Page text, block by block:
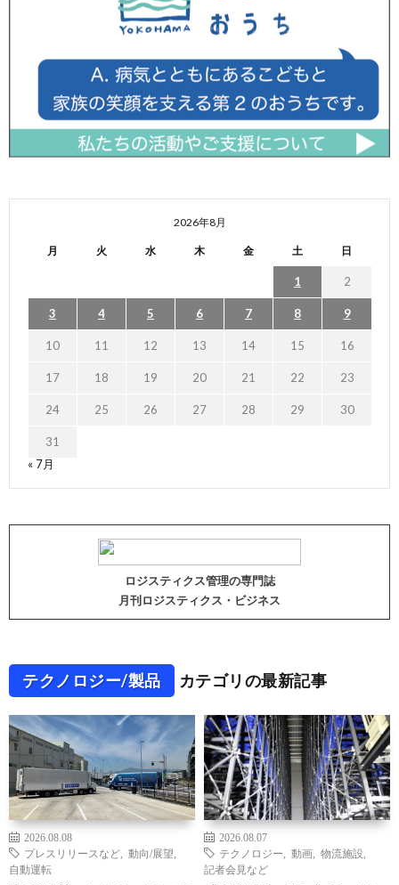
2026年8月
月 火 水 木 金 土 日
1 2
3 4 5 6 7 8 9
10 11 12 13 14 15 16
17 18 19 20 21 22 23
24 25 26 27 28 29 30
31
« 7月
ロジスティクス管理の専門誌
月刊ロジスティクス・ビジネス
テクノロジー/製品 カテゴリの最新記事
2026.08.08
プレスリリースなど
動向/展望
自動運転
2026.08.07
テクノロジー
動画 物流施設
記者会見など